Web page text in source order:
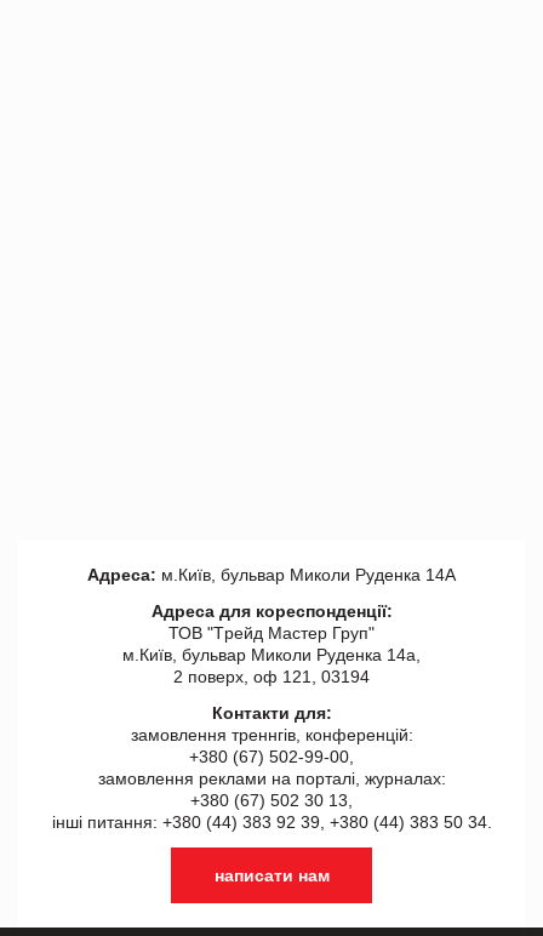
Адреса: м.Київ, бульвар Миколи Руденка 14А
Адреса для кореспонденції:
ТОВ "Tрейд Мастер Груп"
м.Київ, бульвар Миколи Руденка 14а,
2 поверх, оф 121, 03194
Контакти для:
замовлення треннгів, конференцій:
+380 (67) 502-99-00,
замовлення реклами на порталі, журналах:
+380 (67) 502 30 13,
інші питання: +380 (44) 383 92 39, +380 (44) 383 50 34.
написати нам